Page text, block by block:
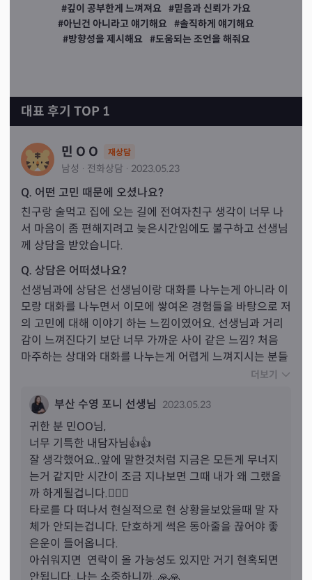
#깊이 공부한게 느껴져요 #믿음과 신뢰가 가요
#아닌건 아니라고 얘기해요 #솔직하게 얘기해요
#방향성을 제시해요 #도움되는 조언을 해줘요
대표 후기 TOP 1
민 O O 재상담
남성 · 전화상담 · 2023.05.23
Q. 어떤 고민 때문에 오셨나요?
친구랑 술먹고 집에 오는 길에 전여자친구 생각이 너무 나
서 마음이 좀 편해지려고 늦은시간임에도 불구하고 선생님
께 상담을 받았습니다.
Q. 상담은 어떠셨나요?
선생님과에 상담은 선생님이랑 대화를 나누는게 아니라 이
모랑 대화를 나누면서 이모에 쌓여온 경험들을 바탕으로 저
의 고민에 대해 이야기 하는 느낌이였어요. 선생님과 거리
감이 느껴진다기 보단 너무 가까운 사이 같은 느낌? 처음
마주하는 상대와 대화를 나누는게 어렵게 느껴지시는 분들
은 수영 포니 선생님을 찾아오시는 것도 정말 좋을거 같아
하게 대화를 해서 너무 좋았어요! 사실 헤어지고 정말 힘들
때 천명을 알게 되고 다른 선생님들께도 상담을 많이 받으
면서 저도 모르게 타로에 중독이 되어 있었나봐요 ㅎㅎ 선
생님들께서 너무 자주 보지 말라고 말씀하셨지만 그럼에도
불구하고 포니 선생님을 찾아왔다가 이젠 정말 타로 보는
걸 당분간은 그만 해야겠다고 결심하게 됐습니다 👊 선생
님께 상담을 받았을땐 처음으로 다른 선생님들과 조금 다
른 타로가 나왔고 사실 저도 작은 희망감이나 기대감 보단
포니 선생님이 해주셨던 상담 내용들 처럼 아예 희망도 품
지 못하도록 그런 답변들을 기대 했었나 봅니다.. 원하는 대
답을 들었으니 선생님과 약속 지키러 가야겠어요 ㅋㅋㅋㅋ
더보기
부산 수영 포니 선생님 2023.05.23
귀한 분 민OO님,
너무 기특한 내담자님👍👍
잘 생각했어요..앞에 말한것처럼 지금은 모든게 무너지
는거 같지만 시간이 조금 지나보면 그때 내가 왜 그랬을
까 하게될겁니다.😮‍💨🤒
타로를 다 떠나서 현실적으로 현 상황을보았을때 말 자
체가 안되는겁니다. 단호하게 썩은 동아줄을 끊어야 좋
은운이 들어옵니다.
아쉬워지면  연락이 올 가능성도 있지만 거기 현혹되면
안됩니다..나는 소중하니까..🙏🙏